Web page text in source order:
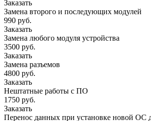
Заказать
Замена второго и последующих модулей
990 руб.
Заказать
Замена любого модуля устройства
3500 руб.
Заказать
Замена разъемов
4800 руб.
Заказать
Нештатные работы с ПО
1750 руб.
Заказать
Перенос данных при установке новой ОС